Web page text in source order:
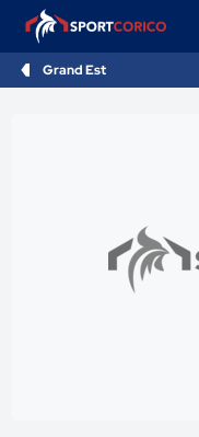
Grand Est